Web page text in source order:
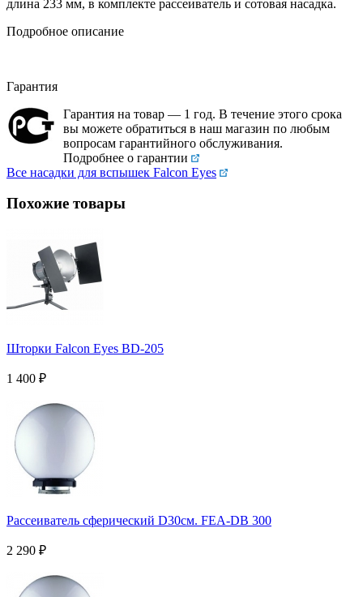
длина 233 мм, в комплекте рассеиватель и сотовая насадка.
Подробное описание
Гарантия
Гарантия на товар — 1 год. В течение этого срока
вы можете обратиться в наш магазин по любым
вопросам гарантийного обслуживания.
Подробнее о гарантии
Все насадки для вспышек Falcon Eyes
Похожие товары
Шторки Falcon Eyes BD-205
1 400 ₽
Рассеиватель сферический D30см. FEA-DB 300
2 290 ₽